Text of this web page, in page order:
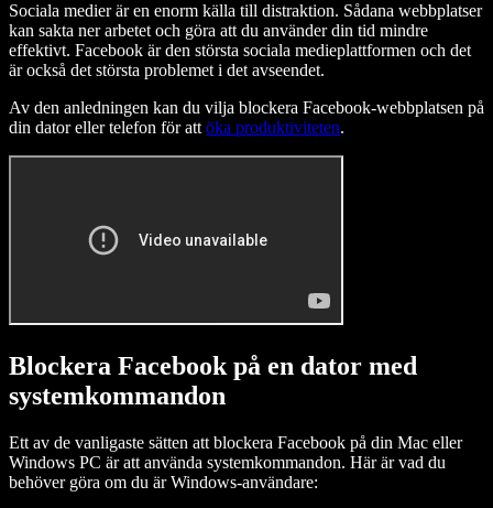
Sociala medier är en enorm källa till distraktion. Sådana webbplatser
kan sakta ner arbetet och göra att du använder din tid mindre
effektivt. Facebook är den största sociala medieplattformen och det
är också det största problemet i det avseendet.
Av den anledningen kan du vilja blockera Facebook-webbplatsen på
din dator eller telefon för att öka produktiviteten.
Blockera Facebook på en dator med
systemkommandon
Ett av de vanligaste sätten att blockera Facebook på din Mac eller
Windows PC är att använda systemkommandon. Här är vad du
behöver göra om du är Windows-användare: